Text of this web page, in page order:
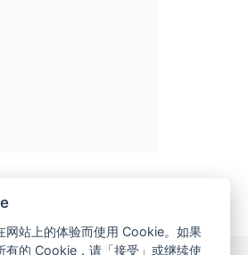
网站上的体验而使用 Cookie。如果
有的 Cookie，请「接受」或继续使